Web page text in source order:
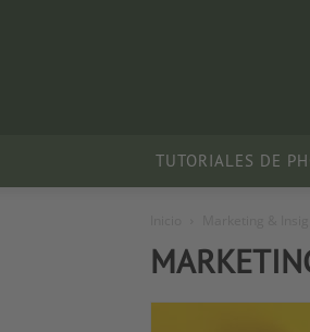
TUTORIALES DE